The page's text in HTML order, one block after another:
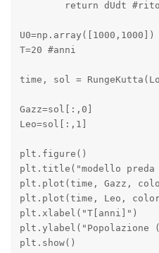
U0=np.array([1000,1000])
T=20 #anni
time, sol =
Gazz=sol[:,0]
Leo=sol[:,1]
plt.figure()
plt.title("modello preda
plt.plot(time, Gazz,
plt.plot(time, Leo,
plt.xlabel("T[anni]")
plt.ylabel("Popolazione
plt.show()